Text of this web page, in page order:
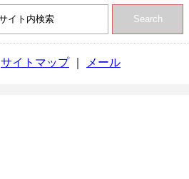
Search
サイトマップ｜ メール